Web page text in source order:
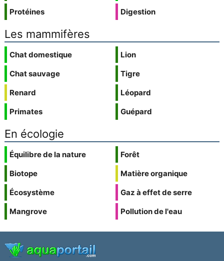
Protéines
Digestion
Les mammifères
Chat domestique
Chat sauvage
Renard
Primates
Lion
Tigre
Léopard
Guépard
En écologie
Équilibre de la nature
Biotope
Écosystème
Mangrove
Forêt
Matière organique
Gaz à effet de serre
Pollution de l'eau